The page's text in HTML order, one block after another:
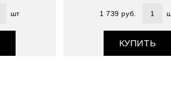
шт 1 739 руб.
КУПИТЬ